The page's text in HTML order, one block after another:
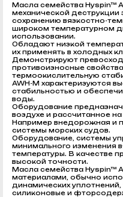
Масла семейства Hyspin™
механической деструкции
сохранению вязкостно-
широком температурном
использовании.
Обладают низкой
их применять в холодных
Демонстрируют
противоизносные
термоокислительную
AWH-M характеризуются
стабильностью и
воды.
Оборудование
воздухе и рассчитанное
Например внедорожная и
системы морских судов.
Оборудование, системы
минимального изменения
температуры. В качестве
высокой точности.
Масла семейства Hyspin™
материалами, обычно
динамических уплотнений,
силиконовые и